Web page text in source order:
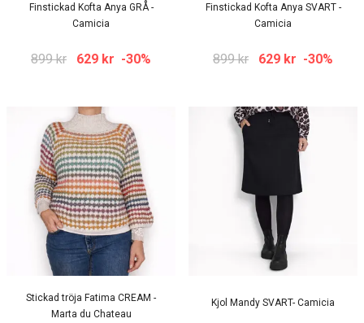
Finstickad Kofta Anya GRÅ -
Camicia
899 kr 629 kr -30%
Finstickad Kofta Anya SVART -
Camicia
899 kr 629 kr -30%
Stickad tröja Fatima CREAM -
Marta du Chateau
Kjol Mandy SVART- Camicia